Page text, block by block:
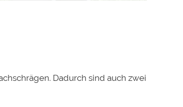
Dadurch sind auch zwei